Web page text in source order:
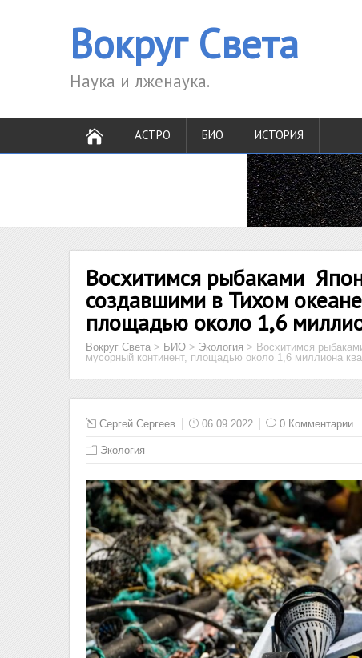
Вокруг Света
Наука и лженаука.
АСТРО БИО ИСТОРИЯ
Восхитимся рыбаками
создавшими в Тихом
площадью около 1,6
Вокруг Света > БИО > Экология > Восхитимся
мусорный континент, площадью около 1,6 миллиона
Сергей Сергеев 06.09.2022 0 Комментарии
Экология